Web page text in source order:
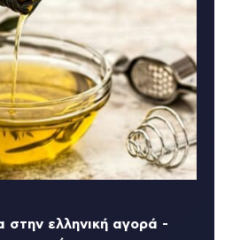
στην ελληνική αγορά -